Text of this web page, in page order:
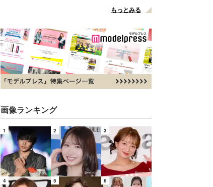
もっとみる
画像ランキング
1 2 3
4 5 6